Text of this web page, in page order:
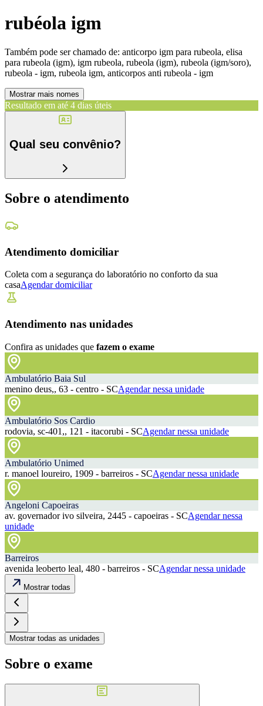
rubéola igm
Também pode ser chamado de: anticorpo igm para rubeola, elisa
para rubeola (igm), igm rubeola, rubeola (igm), rubeola (igm/soro),
rubeola - igm, rubeola igm, anticorpos anti rubeola - igm
Mostrar mais nomes
Resultado em até 4 dias úteis
Qual seu convênio?
Sobre o atendimento
Atendimento domiciliar
Coleta com a segurança do laboratório no conforto da sua
casaAgendar domiciliar
Atendimento nas unidades
Confira as unidades que fazem o exame
Ambulatório Baia Sul
menino deus,, 63 - centro - SCAgendar nessa unidade
Ambulatório Sos Cardio
rodovia, sc-401,, 121 - itacorubi - SCAgendar nessa unidade
Ambulatório Unimed
r. manoel loureiro, 1909 - barreiros - SCAgendar nessa unidade
Angeloni Capoeiras
av. governador ivo silveira, 2445 - capoeiras - SCAgendar nessa
unidade
Barreiros
avenida leoberto leal, 480 - barreiros - SCAgendar nessa unidade
Mostrar todas
Mostrar todas as unidades
Sobre o exame